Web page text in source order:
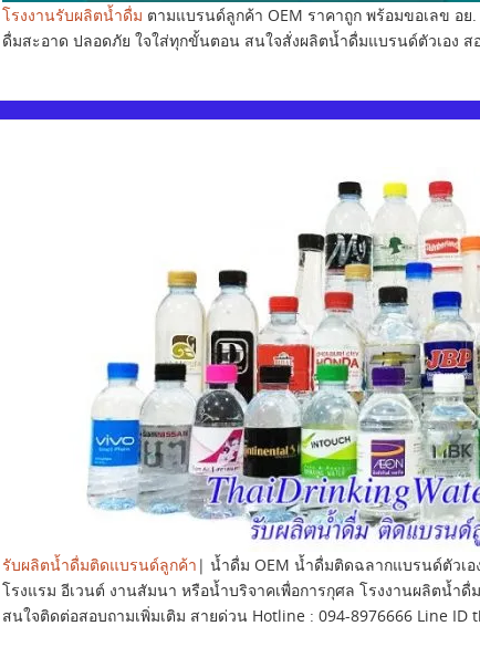
โรงงานรับผลิตน้ำดื่ม ตามแบรนด์ลูกค้า OEM ราคาถูก พร้อมขอเลข อ
ดื่มสะอาด ปลอดภัย ใจใส่ทุกขั้นตอน สนใจสั่งผลิตน้ำดื่มแบรนด์ตัวเอง ส
รับผลิตน้ำดื่มติดแบรนด์ลูกค้า | น้ำดื่ม OEM น้ำดื่มติดฉลากแบรนด์ตัวเอ
โรงแรม อีเวนต์ งานสัมนา หรือน้ำบริจาคเพื่อการกุศล โรงงานผลิตน้ำ
สนใจติดต่อสอบถามเพิ่มเติม สายด่วน Hotline : 094-8976666 Line ID